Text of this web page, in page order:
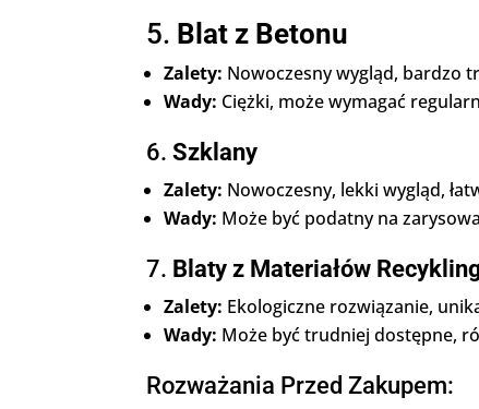
5. Blat z Betonu
Zalety: Nowoczesny wygląd, bardzo
Wady: Ciężki, może wymagać
6.Szklany
Zalety: Nowoczesny, lekki wygląd,
Wady: Może być podatny na
7. Blaty z Materiałów
Zalety: Ekologiczne rozwiązanie,
Wady: Może być trudniej dostępne,
Rozważania Przed Zakupem: